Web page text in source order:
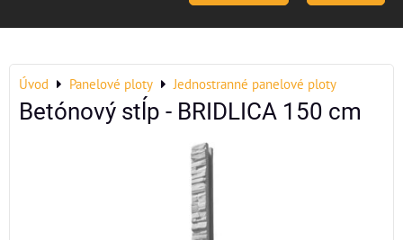
Úvod Panelové ploty Jednostranné panelové ploty
Betónový stĺp - BRIDLICA 150 cm